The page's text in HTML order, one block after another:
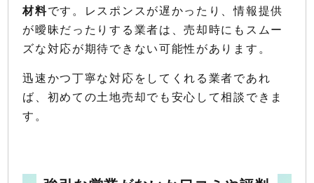
材料です。レスポンスが遅かったり、情報提供
が曖昧だったりする業者は、売却時にもスムー
ズな対応が期待できない可能性があります。
迅速かつ丁寧な対応をしてくれる業者であれ
ば、初めての土地売却でも安心して相談できま
す。